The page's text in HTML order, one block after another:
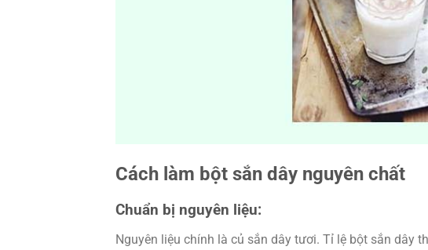
Cách làm bột sắn dây nguyên chất
Chuẩn bị nguyên liệu:
Nguyên liệu chính là củ sắn dây tươi. Tỉ lệ bột sắn dây